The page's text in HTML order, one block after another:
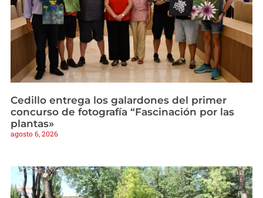
Cedillo entrega los galardones del primer
concurso de fotografía “Fascinación por las
plantas»
agosto 6, 2026